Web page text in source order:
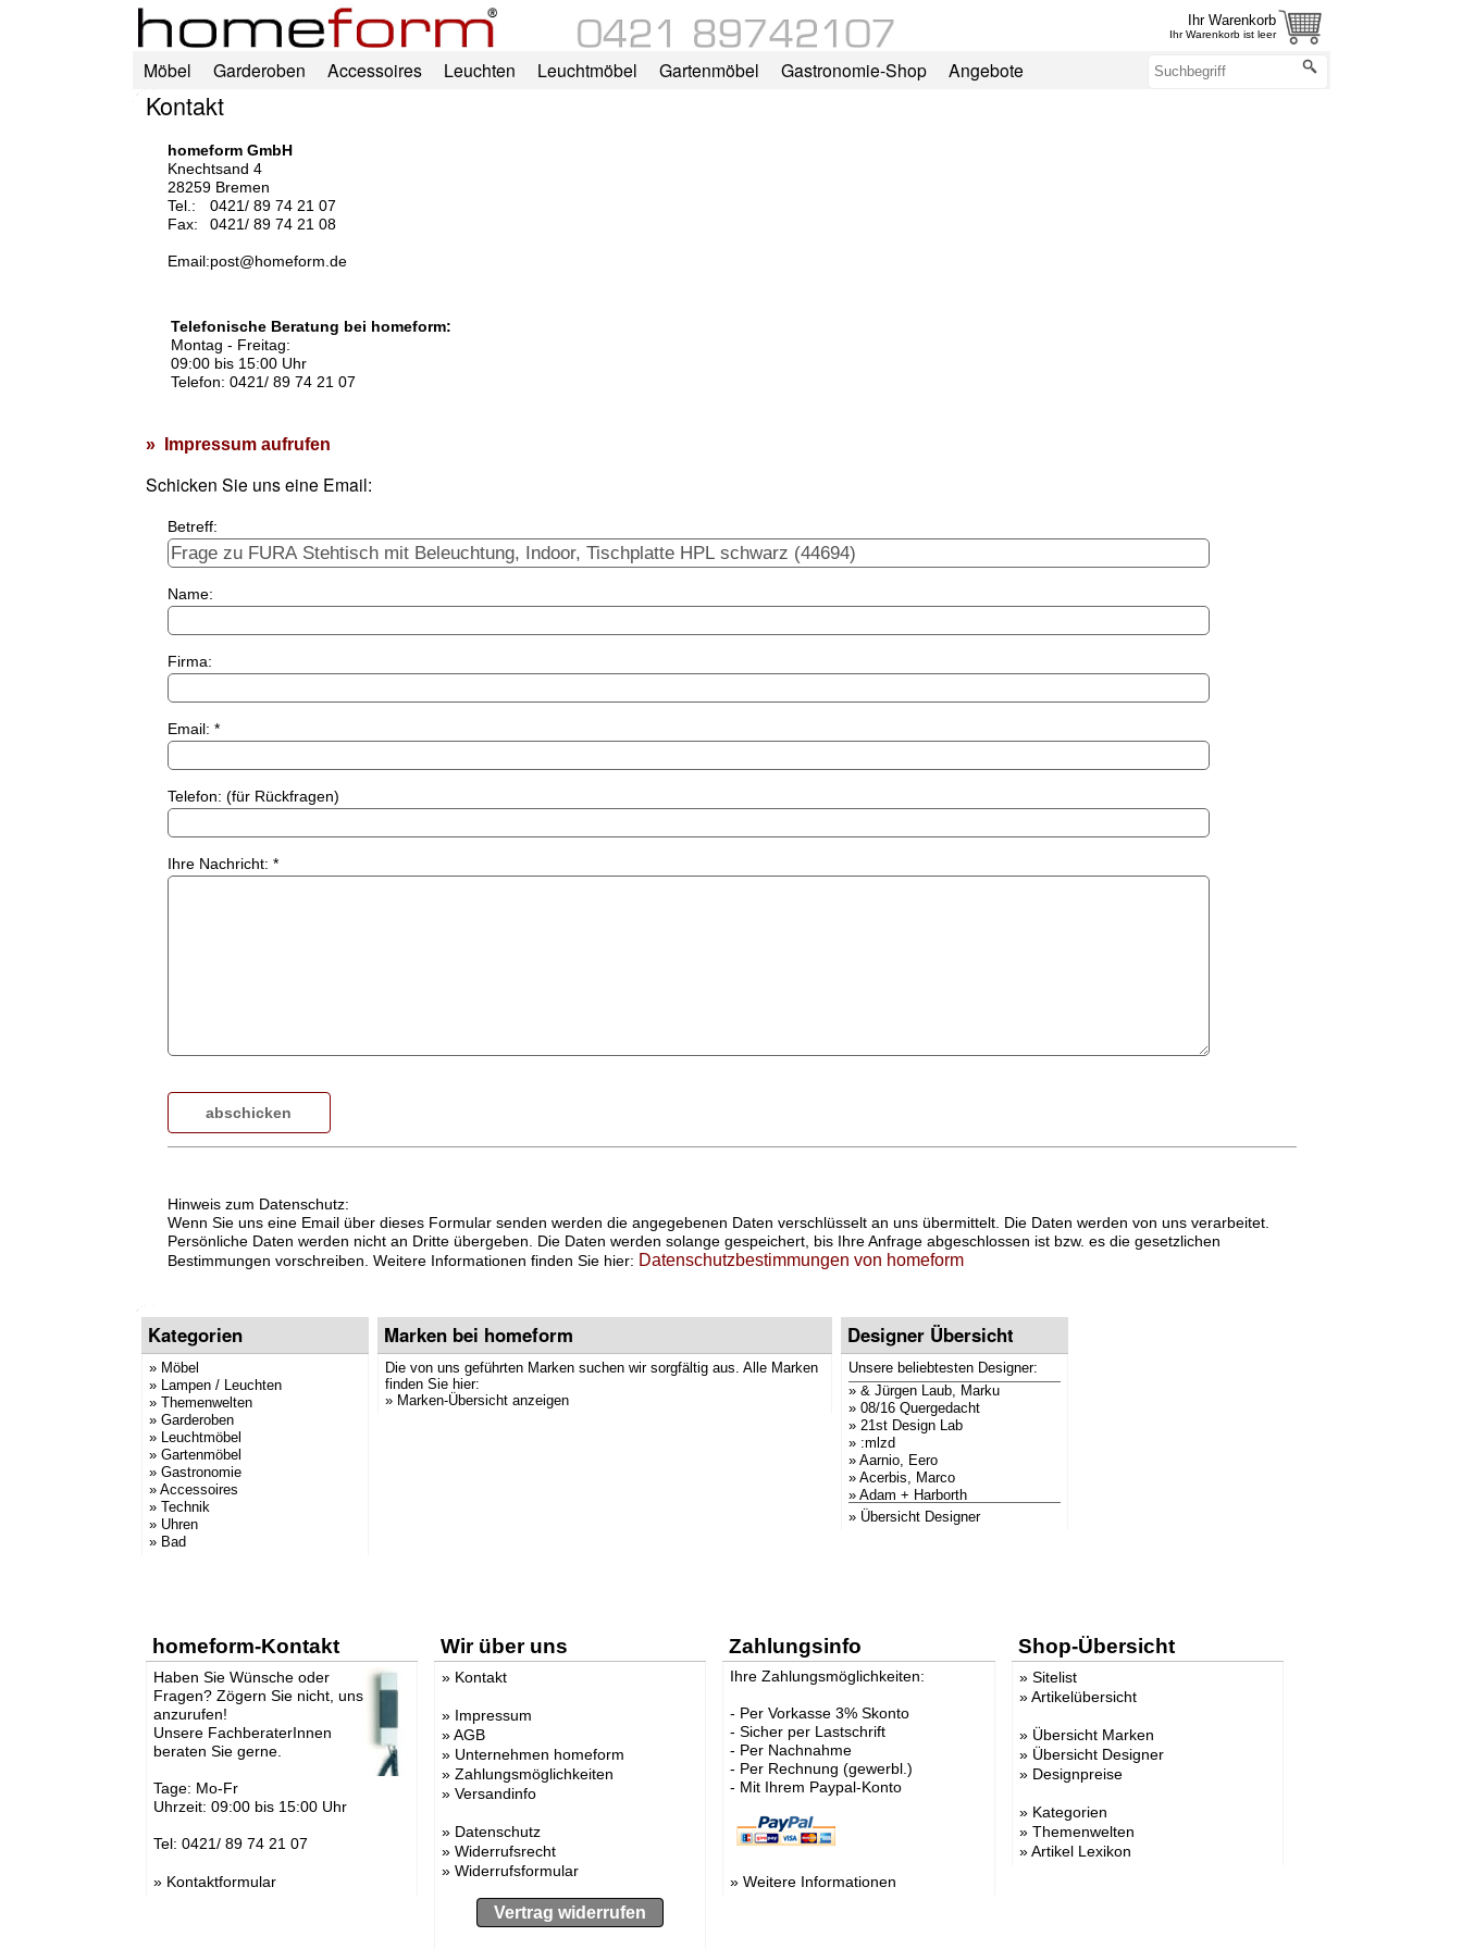
Ihr Warenkorb
Ihr Warenkorb ist leer
Möbel Garderoben Accessoires Leuchten Leuchtmöbel Gartenmöbel Gastronomie-Shop Angebote
Kontakt
homeform GmbH
Knechtsand 4
28259 Bremen
Tel.:
0421/ 89 74 21 07
Fax:
0421/ 89 74 21 08
Email:post@homeform.de
Telefonische Beratung bei homeform:
Montag - Freitag:
09:00 bis 15:00 Uhr
Telefon: 0421/ 89 74 21 07
» Impressum aufrufen
Schicken Sie uns eine Email:
Betreff:
Name:
Firma:
Email: *
Telefon: (für Rückfragen)
Ihre Nachricht: *
Hinweis zum Datenschutz:
Wenn Sie uns eine Email über dieses Formular senden werden die angegebenen Daten verschlüsselt an uns übermittelt. Die Daten werden von uns verarbeitet.
Persönliche Daten werden nicht an Dritte übergeben. Die Daten werden solange gespeichert, bis Ihre Anfrage abgeschlossen ist bzw. es die gesetzlichen
Bestimmungen vorschreiben. Weitere Informationen finden Sie hier: Datenschutzbestimmungen von homeform
Kategorien
» Möbel
» Lampen / Leuchten
» Themenwelten
» Garderoben
» Leuchtmöbel
» Gartenmöbel
» Gastronomie
» Accessoires
» Technik
» Uhren
» Bad
Marken bei homeform
Die von uns geführten Marken suchen wir sorgfältig aus. Alle Marken
finden Sie hier:
» Marken-Übersicht anzeigen
Designer Übersicht
Unsere beliebtesten Designer:
»& Jürgen Laub, Marku
»08/16 Quergedacht
» 21st Design Lab
» :mlzd
»Aarnio, Eero
»Acerbis, Marco
»Adam + Harborth
» Adelmann, Lothar
Agentur Hopf und Wor
»Althaus, Thomas
»amei
»Andrea Crosetta
» Andreas Ulbricht
»Anna-Maria Nilsson
»
»Antonio Norero
»ANTRAX Designteam
»Azumi, Shin & Tomoko
» Übersicht Designer
homeform-Kontakt
Haben Sie Wünsche oder
Fragen? Zögern Sie nicht, uns
anzurufen!
Unsere FachberaterInnen
beraten Sie gerne.
Tage: Mo-Fr
Uhrzeit: 09:00 bis 15:00 Uhr
Tel: 0421/ 89 74 21 07
» Kontaktformular
Wir über uns
» Kontakt
» Impressum
»AGB
» Unternehmen homeform
» Zahlungsmöglichkeiten
» Versandinfo
» Datenschutz
» Widerrufsrecht
» Widerrufsformular
Vertrag widerrufen
Zahlungsinfo
Ihre Zahlungsmöglichkeiten:
- Per Vorkasse 3% Skonto
- Sicher per Lastschrift
- Per Nachnahme
- Per Rechnung (gewerbl.)
- Mit Ihrem Paypal-Konto
»Weitere Informationen
Shop-Übersicht
» Sitelist
»Artikelübersicht
» Übersicht Marken
» Übersicht Designer
» Designpreise
» Kategorien
» Themenwelten
»Artikel Lexikon